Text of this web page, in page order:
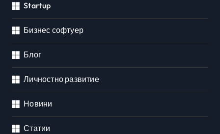
Startup
Бизнес софтуер
Блог
Личностно развитие
Новини
Статии